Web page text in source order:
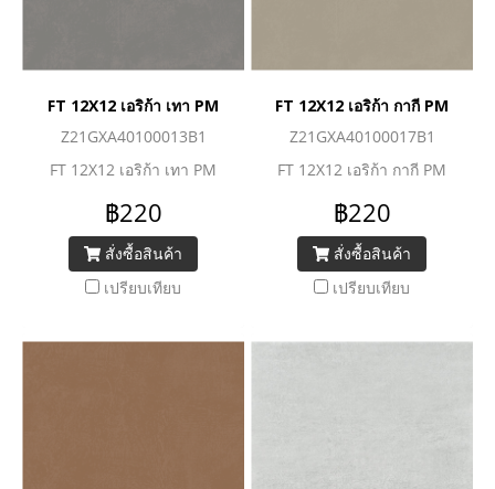
FT 12X12 เอริก้า เทา PM
Z21GXA40100013B1
FT 12X12 เอริก้า เทา PM
฿220
สั่งซื้อสินค้า
เปรียบเทียบ
FT 12X12 เอริก้า กากี PM
Z21GXA40100017B1
FT 12X12 เอริก้า กากี PM
฿220
สั่งซื้อสินค้า
เปรียบเทียบ